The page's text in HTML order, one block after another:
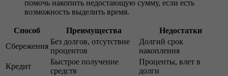
помочь накопить недостающую сумму, если есть
возможность выделить время.
Способ Преимущества
Недостатки
Сбережения
Без долгов, отсутствие
процентов
Долгий срок
накопления
Кредит
Быстрое получение
средств
Проценты, влет в
долги